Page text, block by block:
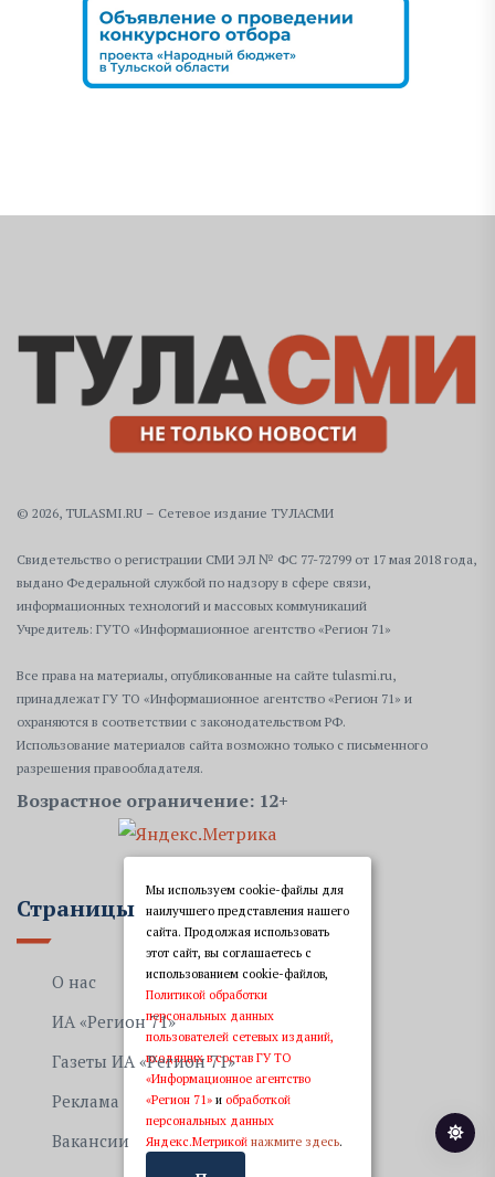
© 2026, TULASMI.RU – Сетевое издание ТУЛАСМИ
Свидетельство о регистрации СМИ ЭЛ № ФС 77-72799 от 17 мая 2018 года,
выдано Федеральной службой по надзору в сфере связи,
информационных технологий и массовых коммуникаций
Учредитель: ГУТО «Информационное агентство «Регион 71»
Все права на материалы, опубликованные на сайте tulasmi.ru,
принадлежат ГУ ТО «Информационное агентство «Регион 71» и
охраняются в соответствии с законодательством РФ.
Использование материалов сайта возможно только с письменного
разрешения правообладателя.
Возрастное ограничение: 12+
Страницы
О нас
ИА «Регион 71»
Газеты ИА «Регион 71»
Реклама
Вакансии
Мы используем cookie-файлы для
наилучшего представления нашего
сайта. Продолжая использовать
этот сайт, вы соглашаетесь с
использованием cookie-файлов,
Политикой обработки
персональных данных
пользователей сетевых изданий,
входящих в состав ГУ ТО
«Информационное агентство
«Регион 71» и обработкой
персональных данных
Яндекс.Метрикой нажмите здесь.